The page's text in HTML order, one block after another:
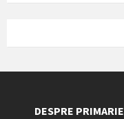
DESPRE PRIMARIE